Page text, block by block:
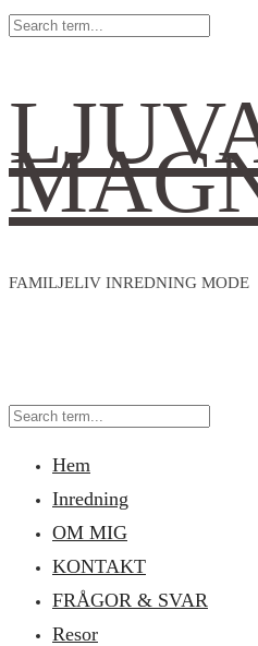
FAMILJELIV INREDNING MODE
Hem
Inredning
OM MIG
KONTAKT
FRÅGOR & SVAR
Resor